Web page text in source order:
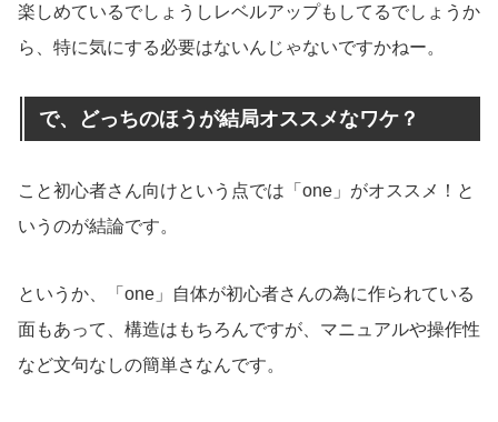
楽しめているでしょうしレベルアップもしてるでしょうか
ら、特に気にする必要はないんじゃないですかねー。
で、どっちのほうが結局オススメなワケ？
こと初心者さん向けという点では「one」がオススメ！と
いうのが結論です。
というか、「one」自体が初心者さんの為に作られている
面もあって、構造はもちろんですが、マニュアルや操作性
など文句なしの簡単さなんです。